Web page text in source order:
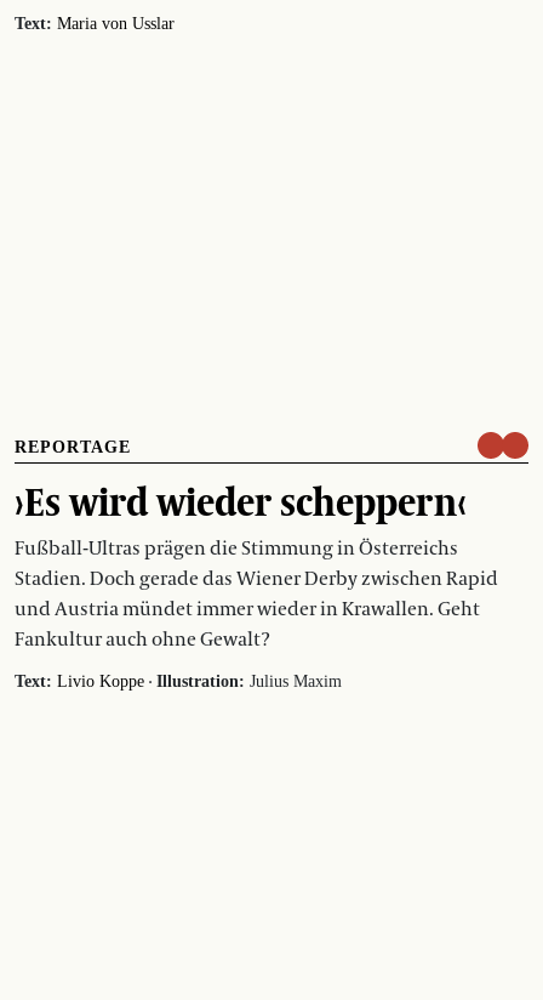
Text: Maria von Usslar
REPORTAGE
›Es wird wieder scheppern‹
Fußball-Ultras prägen die Stimmung in Österreichs
Stadien. Doch gerade das Wiener Derby zwischen Rapid
und Austria mündet immer wieder in Krawallen. Geht
Fankultur auch ohne Gewalt?
Text: Livio Koppe · Illustration: Julius Maxim